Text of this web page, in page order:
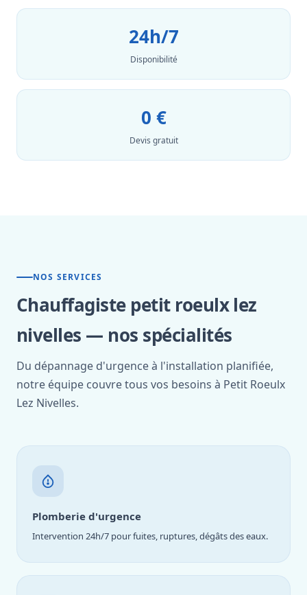
24h/7
Disponibilité
0 €
Devis gratuit
NOS SERVICES
Chauffagiste petit roeulx lez
nivelles — nos spécialités
Du dépannage d'urgence à l'installation planifiée,
notre équipe couvre tous vos besoins à Petit Roeulx
Lez Nivelles.
Plomberie d'urgence
Intervention 24h/7 pour fuites, ruptures, dégâts des eaux.